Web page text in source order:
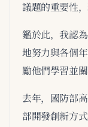
議題的重要性
鑑於此，我認
地努力與各個
勵他們學習並
去年，國防部
部開發創新方